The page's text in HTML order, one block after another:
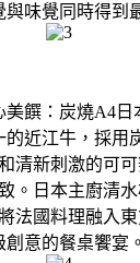
味覺同時得到
美饌：炭燒A4日
的近江牛，採用
清新刺激的可
。日本主廚清
法國料理融入
創意的餐桌饗宴。